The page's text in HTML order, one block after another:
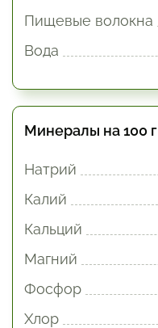
Пищевые волокна
Вода
Минералы на 100 г
Натрий
Калий
Кальций
Магний
Фосфор
Хлор